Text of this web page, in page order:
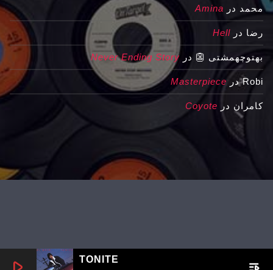
محمد در Amina
رضا در Hell
بهتوچهمشتی 👺 در Never Ending Story
Robiدر Masterpiece
کامران در Coyote
TONITE